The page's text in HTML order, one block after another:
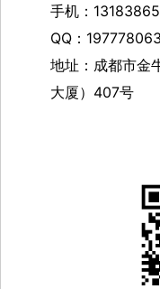
手机：
QQ：
地址：成都市金
大厦）407号